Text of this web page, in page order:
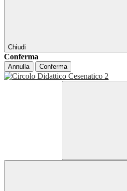
Chiudi
Conferma
Annulla Conferma